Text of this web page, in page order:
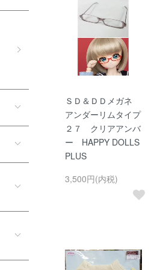
ＳＤ＆ＤＤメガネ
アンダーリムタイプ
２７ クリアアンバ
ー HAPPY DOLLS
PLUS
3,500円(内税)